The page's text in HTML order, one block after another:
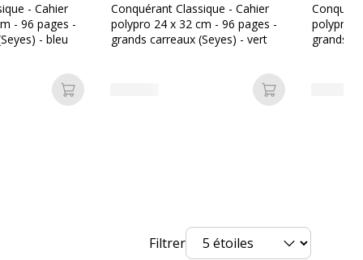
Seyès (grands carreaux)
- Cahier
- 96 pages -
- bleu
Ajouter au panier
Conquérant Classique - Cahier
polypro 24 x 32 cm - 96 pages -
grands carreaux (Seyes) - vert
Ajouter au
polypro
grands
Filtrer